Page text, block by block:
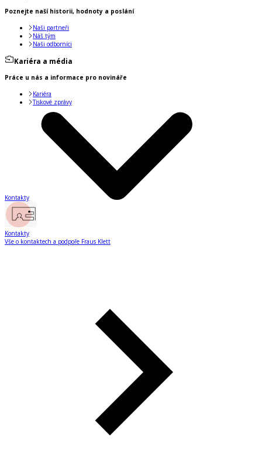
Poznejte naší historii, hodnoty a poslání
Naši partneři
Náš tým
Naši odborníci
Kariéra a média
Práce u nás a informace pro novináře
Kariéra
Tiskové zprávy
Kontakty
Kontakty
Vše o kontaktech a podpoře Fraus Klett